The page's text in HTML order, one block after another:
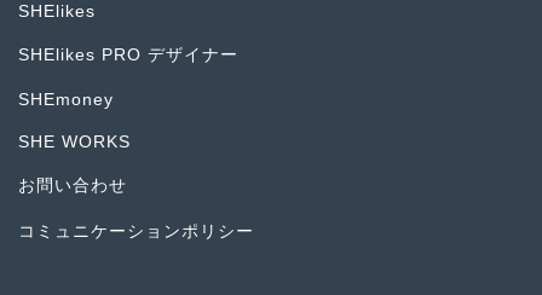
SHElikes
SHElikes PRO デザイナー
SHEmoney
SHE WORKS
お問い合わせ
コミュニケーションポリシー